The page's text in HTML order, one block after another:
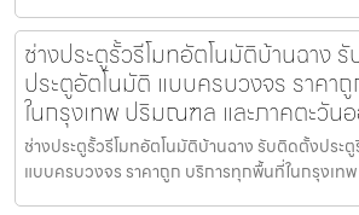
ช่างประตูรั้วรีโมทอัตโนมัติบ้านฉาง
ประตูอัตโนมัติ แบบครบวงจร ราคา
ในกรุงเทพ ปริมณฑล และภาคตะวัน
ช่างประตูรั้วรีโมทอัตโนมัติบ้านฉาง รับติดตั้งประ
แบบครบวงจร ราคาถูก บริการทุกพื้นที่ในกรุงเท